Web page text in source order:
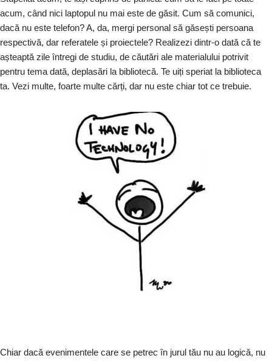
acum, când nici laptopul nu mai este de găsit. Cum să comunici,
dacă nu este telefon? A, da, mergi personal să găsești persoana
respectivă, dar referatele și proiectele? Realizezi dintr-o dată că te
așteaptă zile întregi de studiu, de căutări ale materialului potrivit
pentru tema dată, deplasări la bibliotecă. Te uiți speriat la biblioteca
ta. Vezi multe, foarte multe cărți, dar nu este chiar tot ce trebuie.
Chiar dacă evenimentele care se petrec în jurul tău nu au logică, nu